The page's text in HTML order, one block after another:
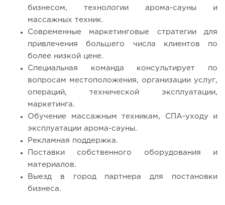
бизнесом, технологии арома-сауны и
массажных техник.
Современные маркетинговые стратегии для
привлечения большего числа клиентов по
более низкой цене.
Специальная команда консультирует по
вопросам местоположения, организации услуг,
операций, технической эксплуатации,
маркетинга.
Обучение массажным техникам, СПА-уходу и
эксплуатации арома-сауны.
Рекламная поддержка.
Поставки собственного оборудования и
материалов.
Выезд в город партнера для постановки
бизнеса.